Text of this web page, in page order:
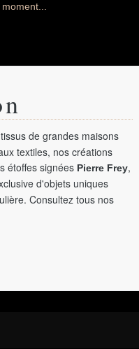
de grandes maisons
textiles, nos créations
étoffes signées Pierre Frey,
d'objets uniques
Consultez tous nos